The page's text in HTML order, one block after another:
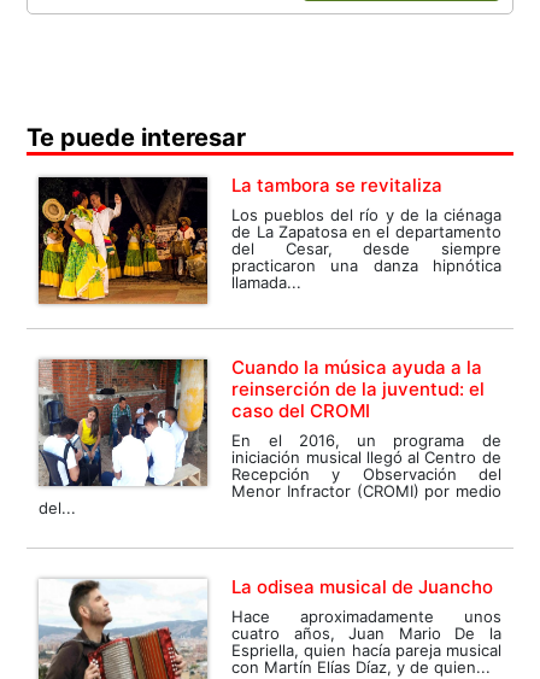
Te puede interesar
La tambora se revitaliza
Los pueblos del río y de la ciénaga
de La Zapatosa en el departamento
del Cesar, desde siempre
practicaron una danza hipnótica
llamada...
Cuando la música ayuda a la
reinserción de la juventud: el
caso del CROMI
En el 2016, un programa de
iniciación musical llegó al Centro de
Recepción y Observación del
Menor Infractor (CROMI) por medio
del...
La odisea musical de Juancho
Hace aproximadamente unos
cuatro años, Juan Mario De la
Espriella, quien hacía pareja musical
con Martín Elías Díaz, y de quien...